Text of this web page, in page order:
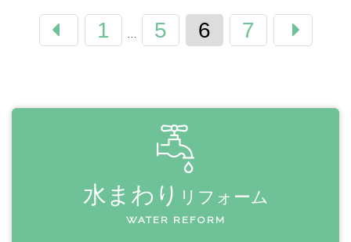
1 5 6 7
水まわり リフォーム
WATER REFORM